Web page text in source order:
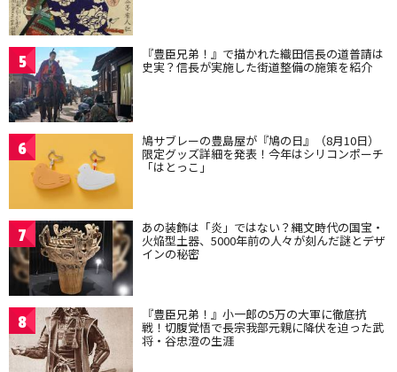
5 『豊臣兄弟！』で描かれた織田信長の道普請は
史実？信長が実施した街道整備の施策を紹介
6 鳩サブレーの豊島屋が『鳩の日』（8月10日）
限定グッズ詳細を発表！今年はシリコンポーチ
「はとっこ」
7 あの装飾は「炎」ではない？縄文時代の国宝・
火焔型土器、5000年前の人々が刻んだ謎とデザ
インの秘密
8 『豊臣兄弟！』小一郎の5万の大軍に徹底抗
戦！切腹覚悟で長宗我部元親に降伏を迫った武
将・谷忠澄の生涯